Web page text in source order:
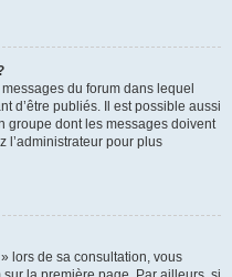
du forum dans lequel
d’être publiés. Il est possible aussi
groupe dont les messages doivent
l’administrateur pour plus
lors de sa consultation, vous